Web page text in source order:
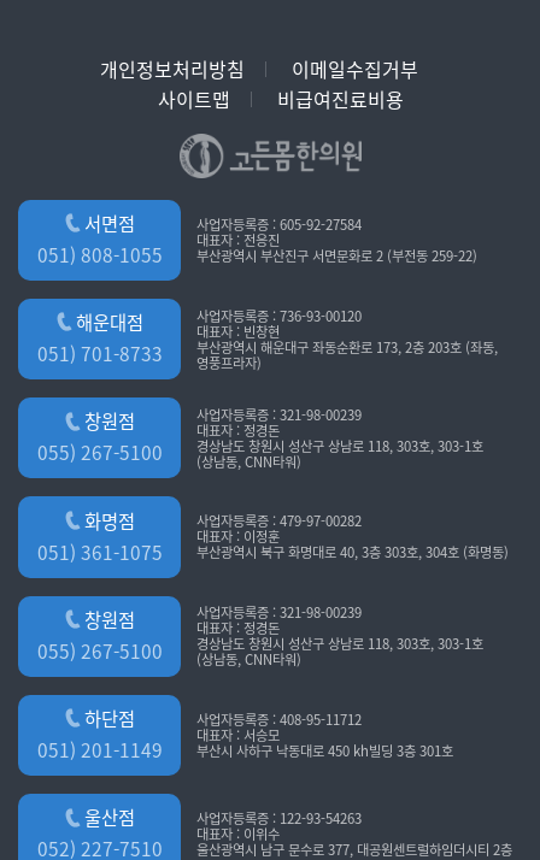
“사이트”에 고의 또는 과실이 없는 경우에는 그러하지 아니합니다.
① “사이트”는 컴퓨터 등 정보통신설비의 보수점검?교체 및 고장,
통신의 두절 등의 사유가 발생한 경우에는 서비스의 제공을
일시적으로 중단할 수 있습니다.
② 제1항에 의한 서비스 중단의 경우에는 “사이트”는 제8조에 정한
방법으로 이용자에게 통지합니다.
③ “사이트”는 제1항의 사유로 서비스의 제공이 일시적으로
중단됨으로 인하여 이용자 또는 제3자가 입은 손해에 대하여
배상합니다. 단 “사이트”의 고의 또는 과실이 없는 경우에는 그러하지
아니합니다.
제6조(회원가입)
① 이용자는 “사이트”가 정한 가입 양식에 따라 회원정보를 기입한 후
이 약관에 동의한다는 의사표시를 함으로서 회원가입을 신청합니다.
② “사이트”는 제1항과 같이 회원으로 가입할 것을 신청한 이용자 중
다음 각 호에 해당하지 않는 한 회원으로 등록합니다.
1. 가입신청자가 이 약관 제7조제3항에 의하여 이전에 회원자격을
상실한 적이 있는 경우, 다만 제7조제3항에 의한 회원자격 상실후
3년이 경과한 자로서 “사이트”의 회원 재가입 승낙을 얻은 경우에는
예외로 한다.
2. 등록 내용에 허위, 기재누락, 오기가 있는 경우
3. 기타 회원으로 등록하는 것이 “사이트”의 기술상 현저히 지장이
있다고 판단되는 경우
③ 회원가입 계약의 성립시기는 “사이트”의 승낙이 회원에게 도달한
④ 회원은 제15조제1항에 의한 등록사항에 변경이 있는 경우, 즉시
전자우편 기타 방법으로 “사이트”에 대하여 그 변경사항을 알려야
- 필수항목 : 이름, 생년월일, 아이디, 비밀번호, 휴대폰번호,
- 선택항목 : 전화번호, 주소, 이메일수신동의
- 서비스 이용 과정이나 서비스 제공 업무 처리 과정에서 다음과 같은
정보들이 자동으로 생성되어 수집될 수 있습니다. : 서비스 이용기록,
접속 로그, 쿠키, 접속 IP 정보
[개인정보 수집방법]
- 다음과 같은 방법으로 개인정보를 수집합니다.
홈페이지, 서면양식, 팩스, 전화, 상담 게시판, 이메일
2. 개인정보의 수집 및 이용목적
본원은 수집한 개인정보를 다음의 목적을 위해 활용합니다.
이용자가 제공한 모든 정보는 하기 목적에 필요한 용도 이외로는
사용되지 않으며 이용 목적이 변경될 시에는 사전 동의를 구할
것입니다.
[진료정보]
- 진단 및 치료를 위한 진료서비스와 예약, 청구, 수납 및 환급 등의
원무서비스 제공
- 원무책임자: 김종환 원장
- 진단 및 치료를 위한 상담서비스 제공
- 홈페이지 상담 담당자: 김종환 원장
- 원무책임자: 김종환 원장
[홈페이지 회원정보]
- 필수정보 : 홈페이지를 통한 진료 예약, 예약조회 및 회원제 서비스
개인정보처리방침
이메일수집거부
사이트맵
비급여진료비용
서면점
051) 808-1055
사업자등록증 : 605-92-27584
대표자 : 전응진
부산광역시 부산진구 서면문화로 2 (부전동 259-22)
해운대점
051) 701-8733
사업자등록증 : 736-93-00120
대표자 : 빈창현
부산광역시 해운대구 좌동순환로 173, 2층 203호 (좌동,
영풍프라자)
창원점
055) 267-5100
사업자등록증 : 321-98-00239
대표자 : 정경돈
경상남도 창원시 성산구 상남로 118, 303호, 303-1호
(상남동, CNN타워)
화명점
051) 361-1075
사업자등록증 : 479-97-00282
대표자 : 이정훈
부산광역시 북구 화명대로 40, 3층 303호, 304호 (화명동)
창원점
055) 267-5100
사업자등록증 : 321-98-00239
대표자 : 정경돈
경상남도 창원시 성산구 상남로 118, 303호, 303-1호
(상남동, CNN타워)
하단점
051) 201-1149
사업자등록증 : 408-95-11712
대표자 : 서승모
부산시 사하구 낙동대로 450 kh빌딩 3층 301호
울산점
052) 227-7510
사업자등록증 : 122-93-54263
대표자 : 이위수
울산광역시 남구 문수로 377, 대공원센트럴하임더시티 2층